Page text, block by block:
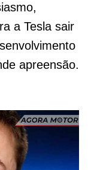
a Tesla sair
apreensão.